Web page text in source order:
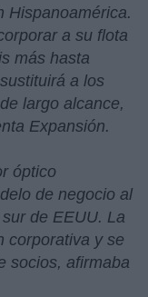
Hispanoamérica.
a su flota
más hasta
a los
largo alcance,
Expansión.
óptico
de negocio al
de EEUU. La
corporativa y se
socios, afirmaba